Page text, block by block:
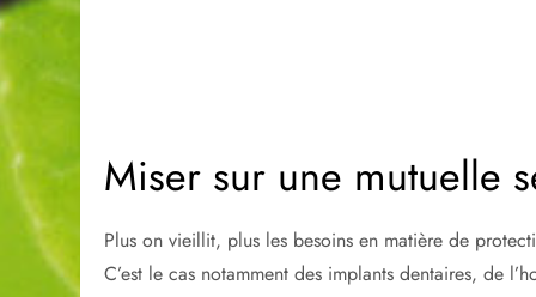
Miser sur une mutuelle
Plus on vieillit, plus les besoins en matière de
C’est le cas notamment des implants dentaires, de